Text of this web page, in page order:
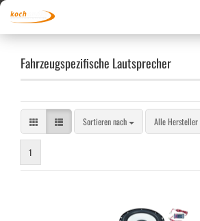
Fahrzeugspezifische Lautsprecher
Sortieren nach
Sortieren nach Alle Hersteller
1